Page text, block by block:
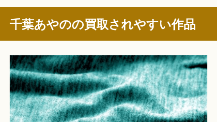
千葉あやのの買取されやすい作品